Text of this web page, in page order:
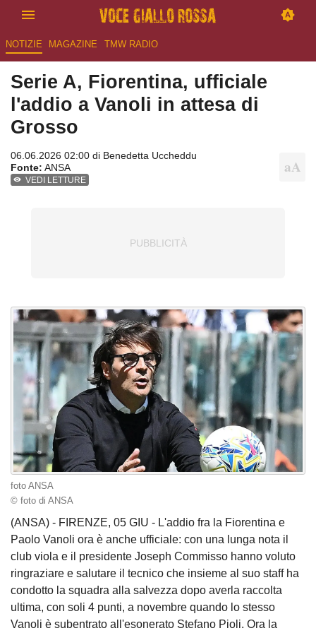
NOTIZIE MAGAZINE TMW RADIO
Serie A, Fiorentina, ufficiale
l'addio a Vanoli in attesa di
Grosso
06.06.2026 02:00 di Benedetta Uccheddu
Fonte: ANSA
VEDI LETTURE
foto ANSA
© foto di ANSA
(ANSA) - FIRENZE, 05 GIU - L'addio fra la Fiorentina e
Paolo Vanoli ora è anche ufficiale: con una lunga nota il
club viola e il presidente Joseph Commisso hanno voluto
ringraziare e salutare il tecnico che insieme al suo staff ha
condotto la squadra alla salvezza dopo averla raccolta
ultima, con soli 4 punti, a novembre quando lo stesso
Vanoli è subentrato all'esonerato Stefano Pioli. Ora la